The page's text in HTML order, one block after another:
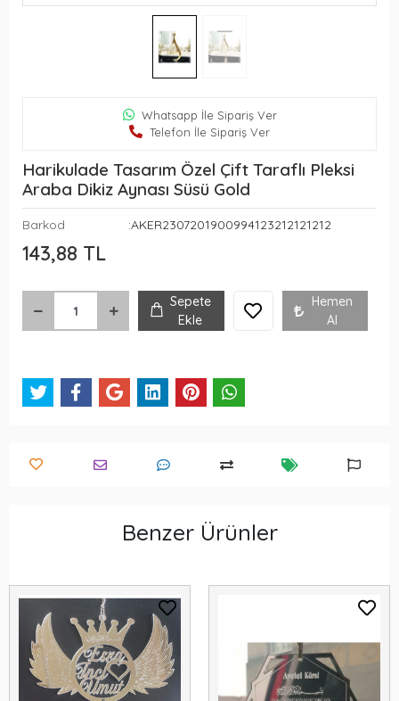
Whatsapp İle Sipariş Ver
Telefon İle Sipariş Ver
Harikulade Tasarım Özel Çift Taraflı Pleksi
Araba Dikiz Aynası Süsü Gold
Barkod :AKER2307201900994123212121212
143,88 TL
Sepete
Ekle
Hemen
Al
Benzer Ürünler